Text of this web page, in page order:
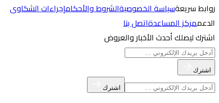
روابط سريعةسياسة الخصوصيةالشروط والأحكامإجراءات الشكاوى
الدعممركز المساعدةاتصل بنا
اشترك ليصلك أحدث الأخبار والعروض
البريد الإلكتروني
اشترك
البريد الإلكتروني اشترك